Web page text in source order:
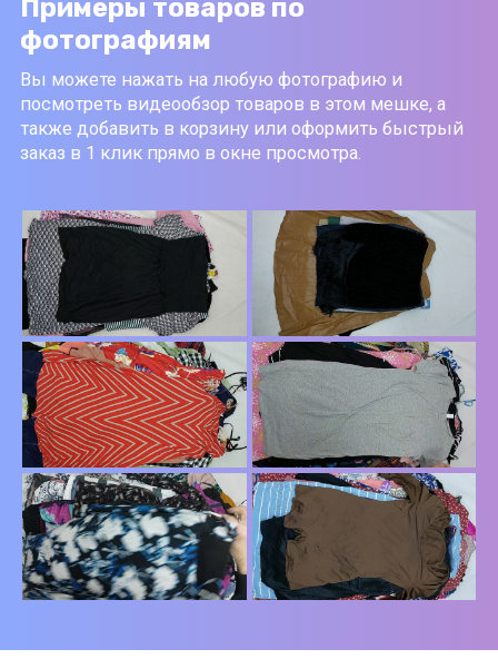
Примеры товаров по
фотографиям
Вы можете нажать на любую фотографию и
посмотреть видеообзор товаров в этом мешке, а
также добавить в корзину или оформить быстрый
заказ в 1 клик прямо в окне просмотра.